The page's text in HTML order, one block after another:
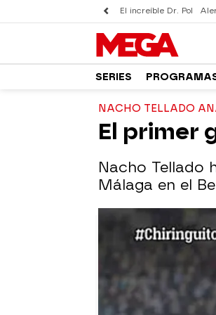
El increíble Dr. Pol
SERIES
NACHO TELLADO
El primer
Nacho Tellado
Málaga en el